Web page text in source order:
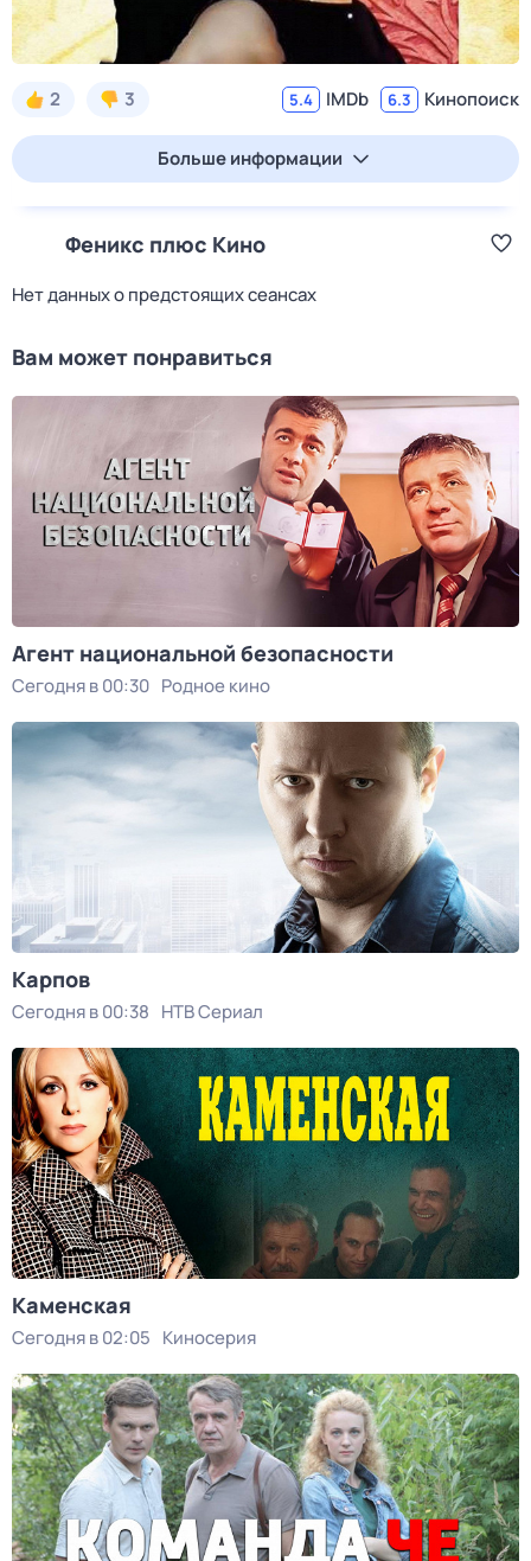
2 3 5.4 IMDb 6.3 Кинопоиск
Больше информации
Феникс плюс Кино
Нет данных о предстоящих сеансах
Вам может понравиться
Агент национальной безопасности
Сегодня в 00:30 Родное кино
Карпов
Сегодня в 00:38 НТВ Сериал
Каменская
Сегодня в 02:05 Киносерия